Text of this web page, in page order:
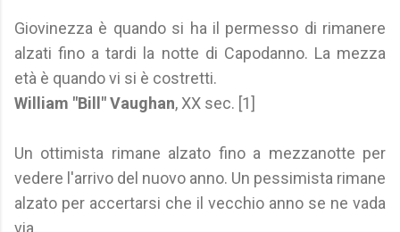
Giovinezza è quando si ha il permesso di rimanere
alzati fino a tardi la notte di Capodanno. La mezza
età è quando vi si è costretti.
William "Bill" Vaughan, XX sec. [1]
Un ottimista rimane alzato fino a mezzanotte per
vedere l'arrivo del nuovo anno. Un pessimista rimane
alzato per accertarsi che il vecchio anno se ne vada
via.